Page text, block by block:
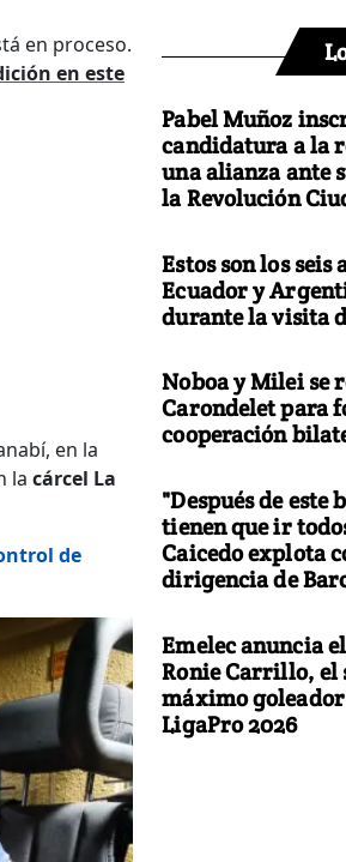
en proceso.
en este
en la
la cárcel La
de
Pabel Muñoz
candidatura a la
una alianza ante
la Revolución
Estos son los seis
Ecuador y
durante la visita
Noboa y Milei se
Carondelet para
cooperación
"Después de este
tienen que ir
Caicedo explota
dirigencia de
Emelec anuncia
Ronie Carrillo, el
máximo
LigaPro 2026